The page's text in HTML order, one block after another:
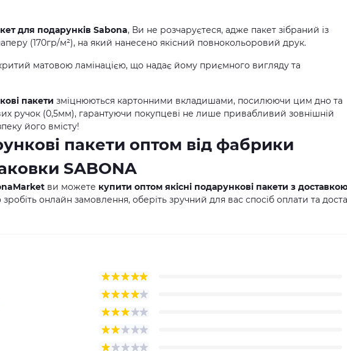
для подарунків Sabona, Ви не розчаруєтеся, адже пакет зібраний із
(170гр/м²), на який нанесено якісний повнокольоровий друк.
матовою ламінацією, що надає йому приємного вигляду та
пакети зміцнюються картонними вкладишами, посилюючи цим дно та
ручок (0,5мм), гарантуючи покупцеві не лише привабливий зовнішній
його вмісту!
пакети оптом від фабрики
SABONA
ви можете купити оптом якісні подарункові пакети з
онлайн замовлення, оберіть зручний для вас спосіб оплати та